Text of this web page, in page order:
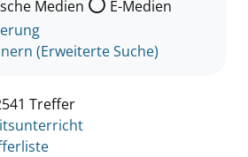
Medien
E-Medien
(Erweiterte Suche)
Treffer